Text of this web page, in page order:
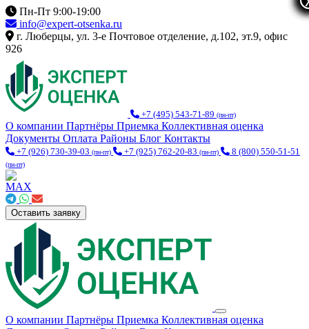
Пн-Пт 9:00-19:00
info@expert-otsenka.ru
г. Люберцы, ул. 3-е Почтовое отделение, д.102, эт.9, офис
926
+7 (495) 543-71-89 (пн-пт)
О компании Партнёры Приемка Коллективная оценка
Документы Оплата Районы Блог Контакты
+7 (926) 730-39-03 (пн-пт) +7 (925) 762-20-83 (пн-пт) 8 (800) 550-51-51
(пн-пт)
Оставить заявку
О компании Партнёры Приемка Коллективная оценка